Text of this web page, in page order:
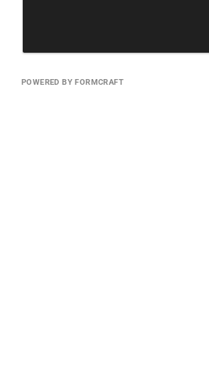
POWERED BY FORMCRAFT